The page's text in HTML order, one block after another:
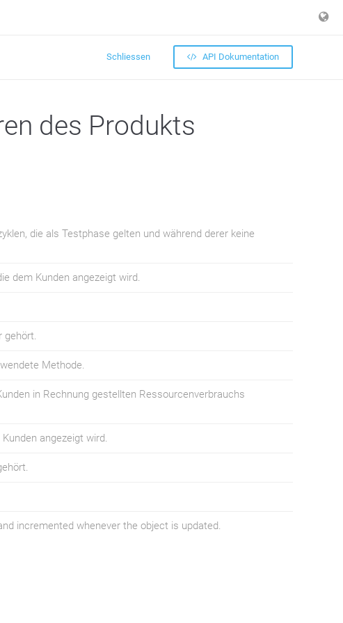
Schliessen API Dokumentation
des Produkts
die als Testphase gelten und während derer keine
dem Kunden angezeigt wird.
gehört.
Methode.
in Rechnung gestellten Ressourcenverbrauchs
angezeigt wird.
incremented whenever the object is updated.